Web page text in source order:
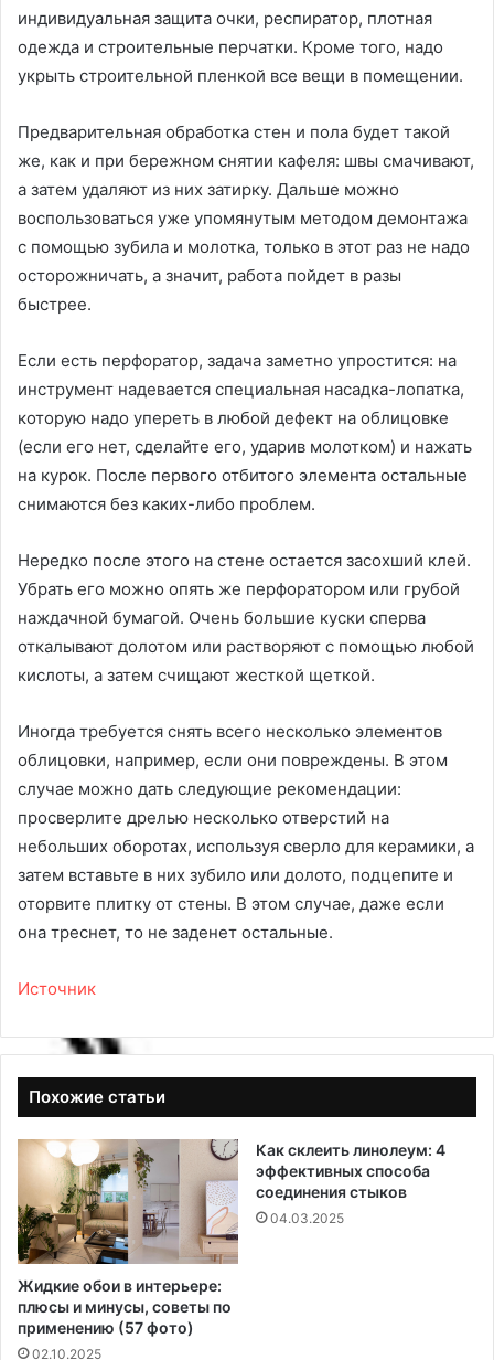
индивидуальная защита очки, респиратор, плотная
одежда и строительные перчатки. Кроме того, надо
укрыть строительной пленкой все вещи в помещении.
Предварительная обработка стен и пола будет такой
же, как и при бережном снятии кафеля: швы смачивают,
а затем удаляют из них затирку. Дальше можно
воспользоваться уже упомянутым методом демонтажа
с помощью зубила и молотка, только в этот раз не надо
осторожничать, а значит, работа пойдет в разы
быстрее.
Если есть перфоратор, задача заметно упростится: на
инструмент надевается специальная насадка-лопатка,
которую надо упереть в любой дефект на облицовке
(если его нет, сделайте его, ударив молотком) и нажать
на курок. После первого отбитого элемента остальные
снимаются без каких-либо проблем.
Нередко после этого на стене остается засохший клей.
Убрать его можно опять же перфоратором или грубой
наждачной бумагой. Очень большие куски сперва
откалывают долотом или растворяют с помощью любой
кислоты, а затем счищают жесткой щеткой.
Иногда требуется снять всего несколько элементов
облицовки, например, если они повреждены. В этом
случае можно дать следующие рекомендации:
просверлите дрелью несколько отверстий на
небольших оборотах, используя сверло для керамики, а
затем вставьте в них зубило или долото, подцепите и
оторвите плитку от стены. В этом случае, даже если
она треснет, то не заденет остальные.
Источник
Похожие статьи
Жидкие обои в интерьере:
плюсы и минусы, советы по
применению (57 фото)
02.10.2025
Как склеить линолеум: 4
эффективных способа
соединения стыков
04.03.2025